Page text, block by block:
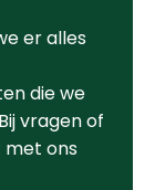
er alles
die we
vragen of
ons